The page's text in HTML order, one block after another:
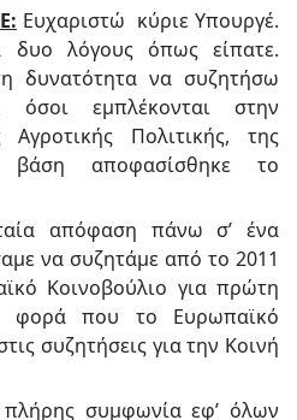
Ευχαριστώ κύριε Υπουργέ.
δυο λόγους όπως είπατε.
δυνατότητα να συζητήσω
όσοι εμπλέκονται στην
Πολιτικής, της
βάση αποφασίσθηκε το
απόφαση πάνω σ’ ένα
να συζητάμε από το 2011
Κοινοβούλιο για πρώτη
που το Ευρωπαϊκό
συζητήσεις για την Κοινή
συμφωνία εφ’ όλων